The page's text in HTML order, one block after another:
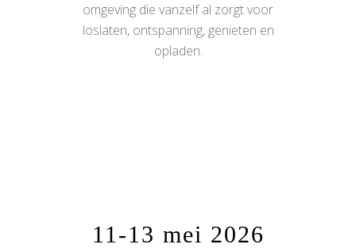
omgeving die vanzelf al zorgt voor
loslaten, ontspanning, genieten en
opladen.
11-13 mei 2026